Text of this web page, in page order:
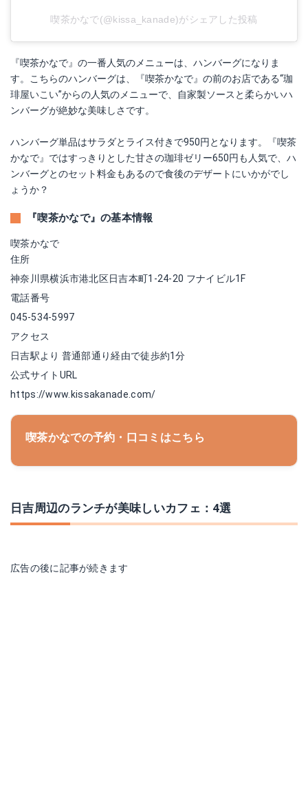
喫茶かなで(@kissa_kanade)がシェアした投稿
『喫茶かなで』の一番人気のメニューは、ハンバーグになりま
す。こちらのハンバーグは、『喫茶かなで』の前のお店である“珈
琲屋いこい”からの人気のメニューで、自家製ソースと柔らかいハ
ンバーグが絶妙な美味しさです。
ハンバーグ単品はサラダとライス付きで950円となります。『喫茶
かなで』ではすっきりとした甘さの珈琲ゼリー650円も人気で、ハ
ンバーグとのセット料金もあるので食後のデザートにいかがでし
ょうか？
『喫茶かなで』の基本情報
喫茶かなで
住所
神奈川県横浜市港北区日吉本町1-24-20 フナイビル1F
電話番号
045-534-5997
アクセス
日吉駅より 普通部通り経由で徒歩約1分
公式サイトURL
https://www.kissakanade.com/
喫茶かなでの予約・口コミはこちら
日吉周辺のランチが美味しいカフェ：4選
広告の後に記事が続きます